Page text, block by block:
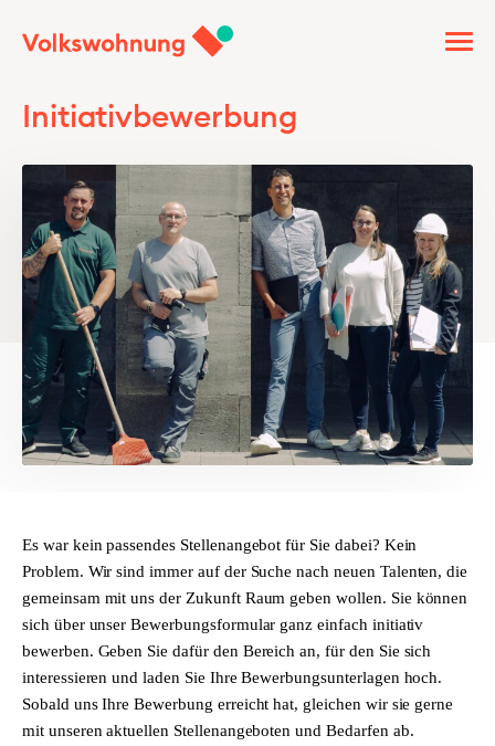
Initiativbewerbung
Es war kein passendes Stellenangebot für Sie dabei? Kein
Problem. Wir sind immer auf der Suche nach neuen Talenten, die
gemeinsam mit uns der Zukunft Raum geben wollen. Sie können
sich über unser Bewerbungsformular ganz einfach initiativ
bewerben. Geben Sie dafür den Bereich an, für den Sie sich
interessieren und laden Sie Ihre Bewerbungsunterlagen hoch.
Sobald uns Ihre Bewerbung erreicht hat, gleichen wir sie gerne
mit unseren aktuellen Stellenangeboten und Bedarfen ab.